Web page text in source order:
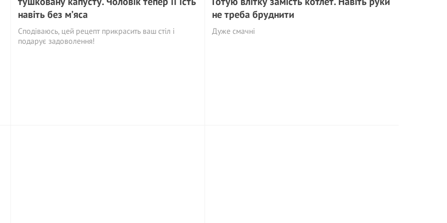
навіть без м’яса
Сподіваюсь, цей рецепт прикрасить ваш стіл і
подарує задоволення!
не треба бруднити
Дуже смачні